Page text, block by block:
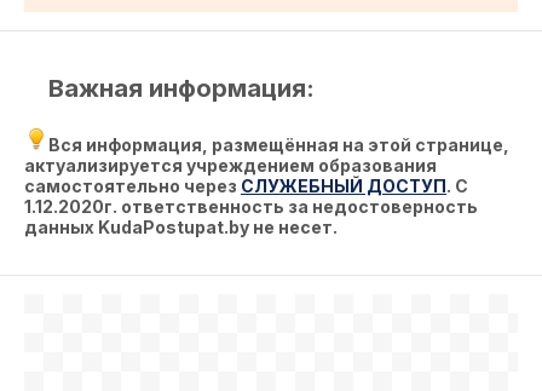
Важная информация:
Вся информация, размещённая на этой странице,
актуализируется учреждением образования
самостоятельно через СЛУЖЕБНЫЙ ДОСТУП. С
1.12.2020г. ответственность за недостоверность
данных KudaPostupat.by не несет.